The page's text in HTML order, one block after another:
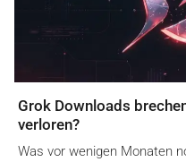
Grok Downloads
verloren?
Was vor wenigen Monaten